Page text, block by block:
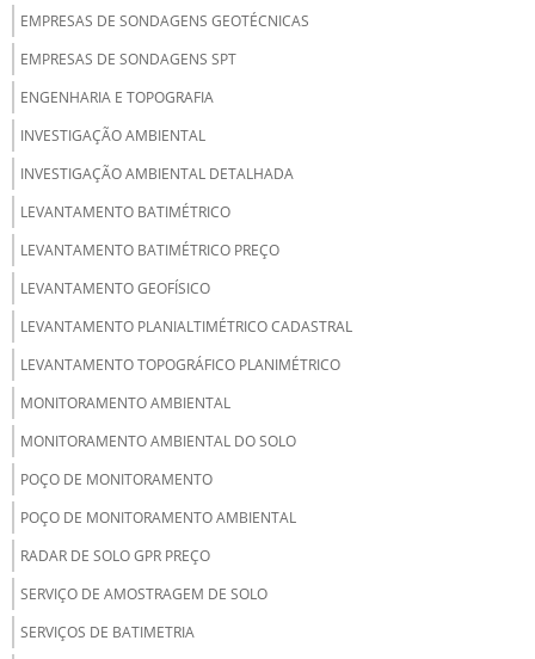
EMPRESAS DE SONDAGENS GEOTÉCNICAS
EMPRESAS DE SONDAGENS SPT
ENGENHARIA E TOPOGRAFIA
INVESTIGAÇÃO AMBIENTAL
INVESTIGAÇÃO AMBIENTAL DETALHADA
LEVANTAMENTO BATIMÉTRICO
LEVANTAMENTO BATIMÉTRICO PREÇO
LEVANTAMENTO GEOFÍSICO
LEVANTAMENTO PLANIALTIMÉTRICO CADASTRAL
LEVANTAMENTO TOPOGRÁFICO PLANIMÉTRICO
MONITORAMENTO AMBIENTAL
MONITORAMENTO AMBIENTAL DO SOLO
POÇO DE MONITORAMENTO
POÇO DE MONITORAMENTO AMBIENTAL
RADAR DE SOLO GPR PREÇO
SERVIÇO DE AMOSTRAGEM DE SOLO
SERVIÇOS DE BATIMETRIA